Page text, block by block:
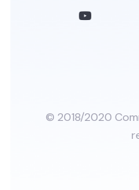
© 2018/2020